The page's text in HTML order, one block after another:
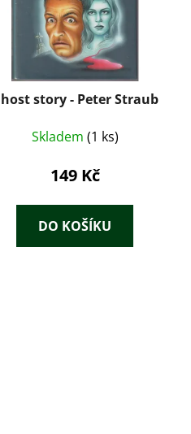
story - Peter Straub
Skladem (1 ks)
149 Kč
DO KOŠÍKU